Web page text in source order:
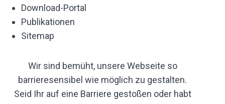
Download-Portal
Publikationen
Sitemap
Wir sind bemüht, unsere Webseite so
barrieresensibel wie möglich zu gestalten.
Seid Ihr auf eine Barriere gestoßen oder habt